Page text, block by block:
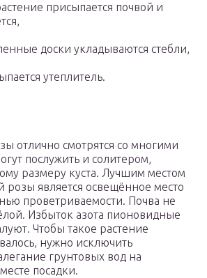
присыпается почвой и
доски укладываются стебли,
утеплитель.
отлично смотрятся со многими
послужить и солитером,
размеру куста. Лучшим местом
розы является освещённое место
проветриваемости. Почва не
Избыток азота пионовидные
Чтобы такое растение
нужно исключить
грунтовых вод на
посадки.